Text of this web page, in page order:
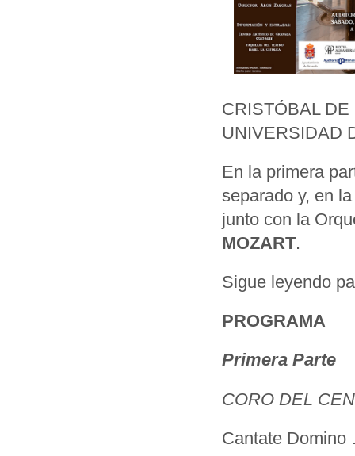
CRISTÓBAL DE
UNIVERSIDAD
En la primera
separado y, en
junto con la
MOZART.
Sigue leyendo
PROGRAMA
Primera Parte
CORO DEL
Cantate